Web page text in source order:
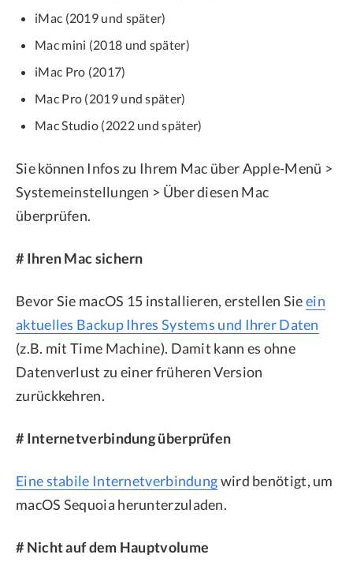
iMac (2019 und später)
Mac mini (2018 und später)
iMac Pro (2017)
Mac Pro (2019 und später)
Mac Studio (2022 und später)
Sie können Infos zu Ihrem Mac über Apple-Menü >
Systemeinstellungen > Über diesen Mac
überprüfen.
# Ihren Mac sichern
Bevor Sie macOS 15 installieren, erstellen Sieein
aktuelles Backup Ihres Systems und Ihrer Daten
(z.B. mit Time Machine). Damit kann es ohne
Datenverlust zu einer früheren Version
zurückkehren.
# Internetverbindung überprüfen
Eine stabile Internetverbindungwird benötigt, um
macOS Sequoia herunterzuladen.
# Nicht auf dem Hauptvolume